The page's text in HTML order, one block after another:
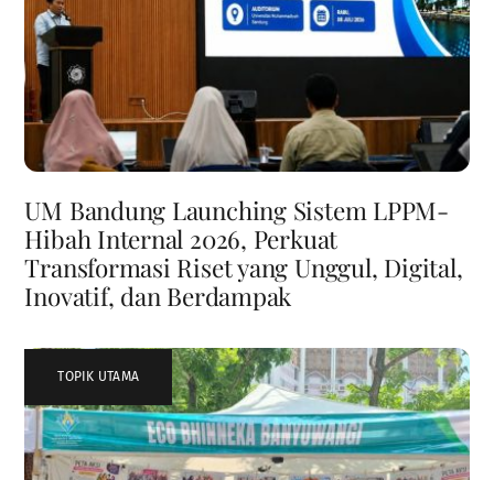
UM Bandung Launching Sistem LPPM-
Hibah Internal 2026, Perkuat
Transformasi Riset yang Unggul, Digital,
Inovatif, dan Berdampak
TOPIK UTAMA